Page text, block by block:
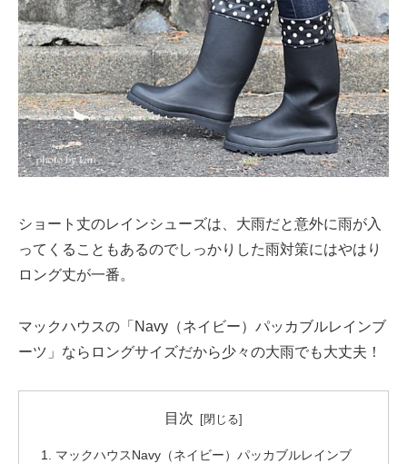
ショート丈のレインシューズは、大雨だと意外に雨が入
ってくることもあるのでしっかりした雨対策にはやはり
ロング丈が一番。
マックハウスの「Navy（ネイビー）パッカブルレインブ
ーツ」ならロングサイズだから少々の大雨でも大丈夫！
目次
マックハウスNavy（ネイビー）パッカブルレインブ